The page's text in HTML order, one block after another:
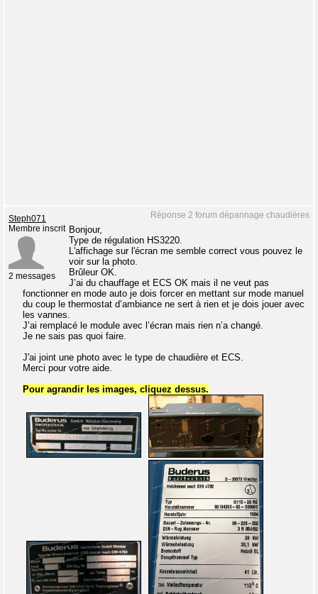
Réponse 2 forum dépannage chaudières
Steph071
Membre inscrit
2 messages
Bonjour,
Type de régulation HS3220.
L'affichage sur l'écran me semble correct vous pouvez le
voir sur la photo.
Brûleur OK.
J’ai du chauffage et ECS OK mais il ne veut pas
fonctionner en mode auto je dois forcer en mettant sur mode manuel
du coup le thermostat d’ambiance ne sert à rien et je dois jouer avec
les vannes.
J’ai remplacé le module avec l’écran mais rien n’a changé.
Je ne sais pas quoi faire.
J'ai joint une photo avec le type de chaudière et ECS.
Merci pour votre aide.
Pour agrandir les images, cliquez dessus.